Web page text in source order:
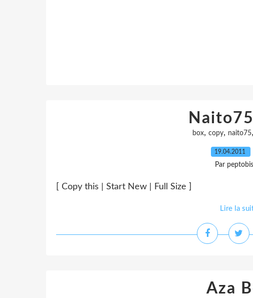
box, copy, naito75,
19.04.2011
Par
[ Copy this | Start New | Full Size ]
Lire la
Aza